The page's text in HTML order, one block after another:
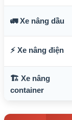
🚛 Xe nâng dầu
⚡ Xe nâng điện
🏗️ Xe nâng
container